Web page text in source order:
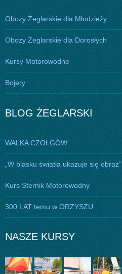
Obozy Żeglarskie dla Młodzieży
Obozy Żeglarskie dla Dorosłych
Kursy Motorowodne
Bojery
BLOG ŻEGLARSKI
WALKA CZOŁGÓW
„W blasku światła ukazuje się obraz”
Kurs Sternik Motorowodny
300 LAT temu w ORZYSZU
NASZE KURSY